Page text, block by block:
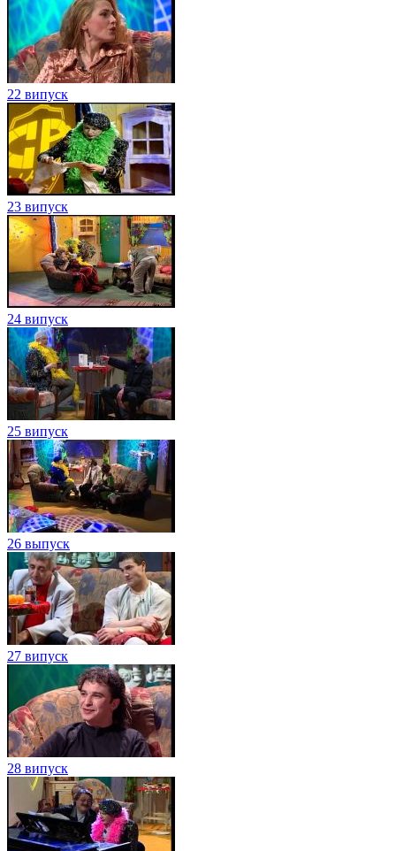
22 випуск
23 випуск
24 випуск
25 випуск
26 выпуск
27 випуск
28 випуск